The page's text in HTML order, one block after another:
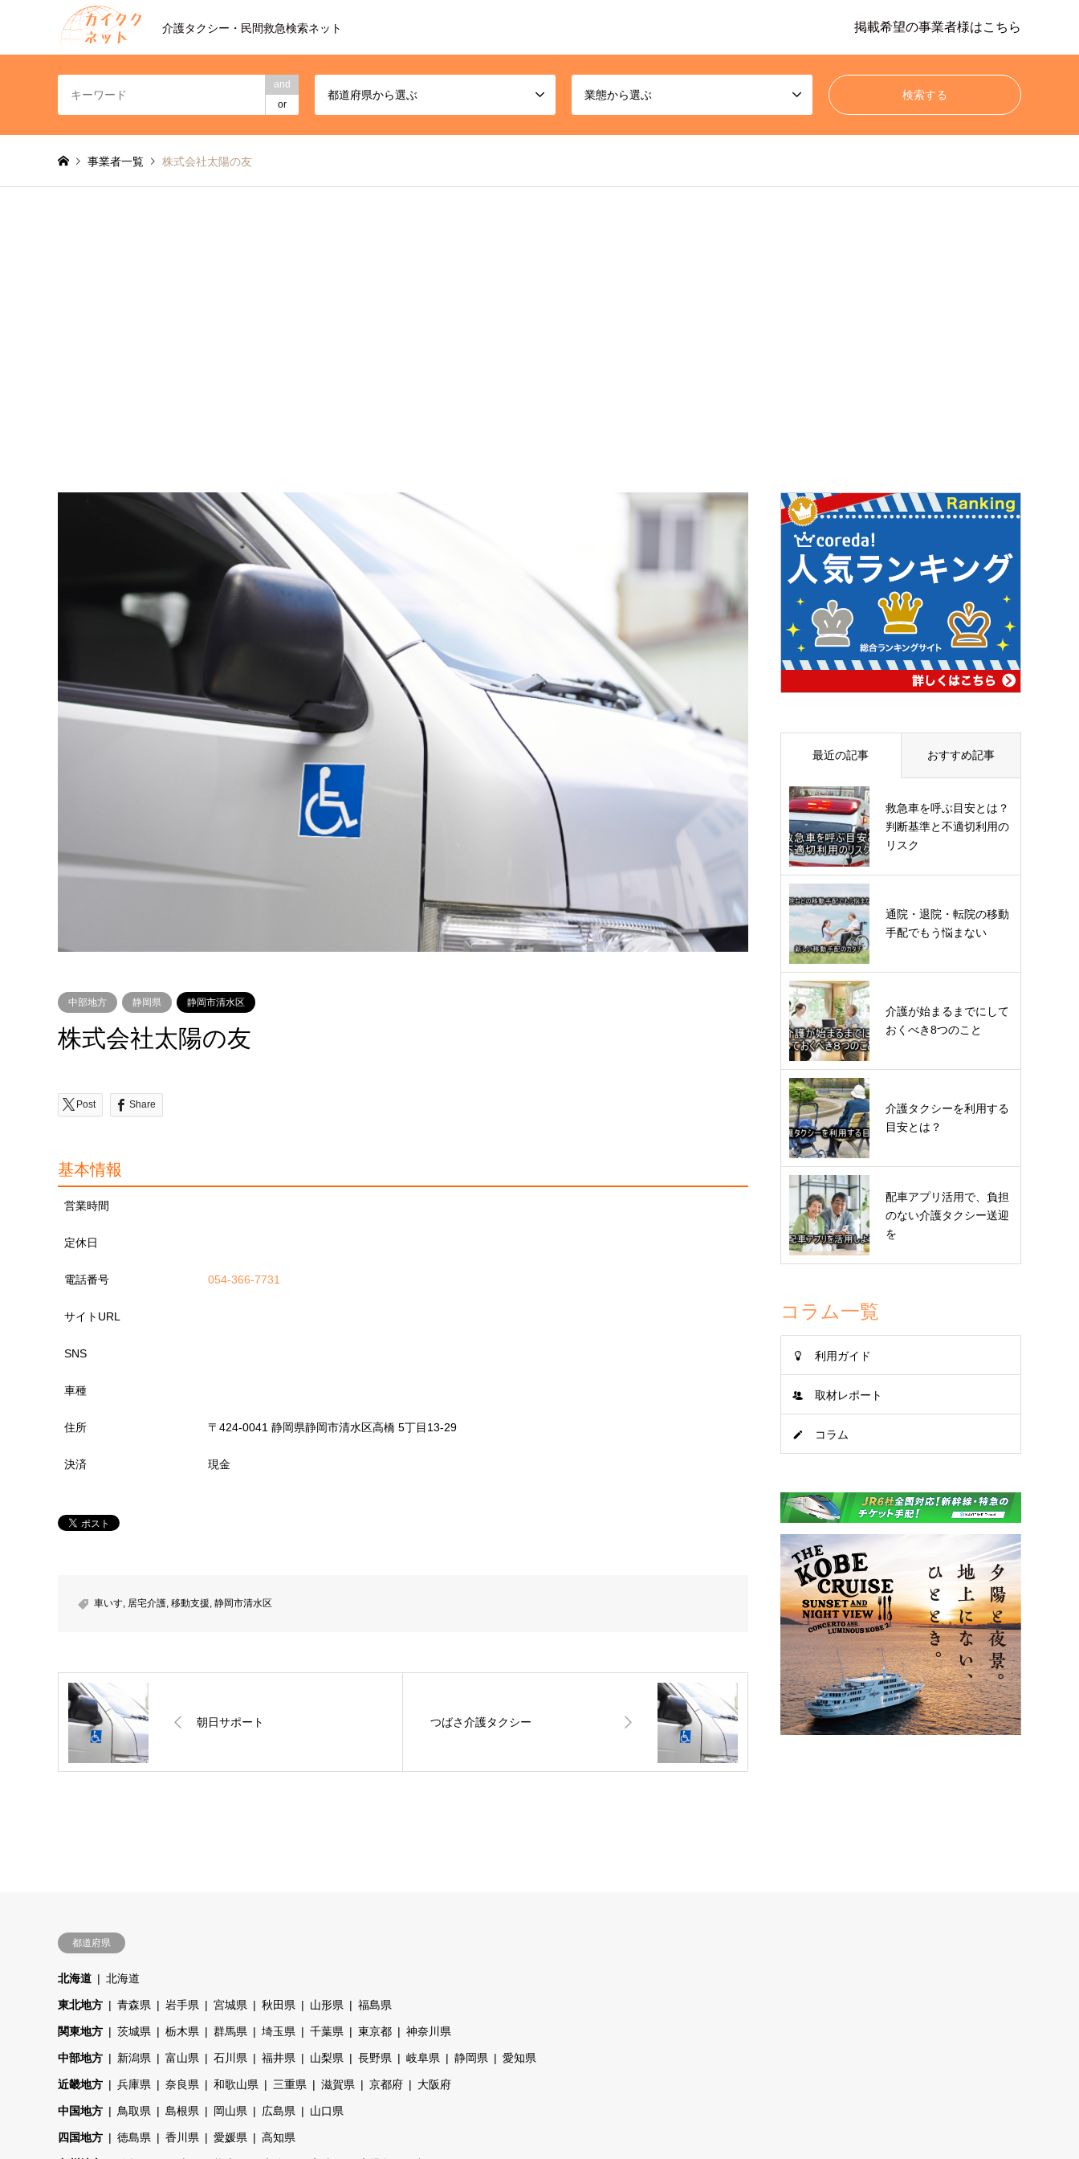
介護タクシー・民間救急検索ネット 掲載希望の事業者様はこちら
and
or
都道府県から選ぶ 業態から選ぶ
事業者一覧 株式会社太陽の友
中部地方 静岡県 静岡市清水区
株式会社太陽の友
Post Share
基本情報
営業時間
定休日
電話番号 054-366-7731
サイトURL
SNS
車種
住所 〒424-0041 静岡県静岡市清水区高橋 5丁目13-29
決済 現金
車いす, 居宅介護, 移動支援, 静岡市清水区
朝日サポート つばさ介護タクシー
最近の記事 おすすめ記事
救急車を呼ぶ目安とは？
判断基準と不適切利用の
リスク
通院・退院・転院の移動
手配でもう悩まない
介護が始まるまでにして
おくべき8つのこと
介護タクシーを利用する
目安とは？
配車アプリ活用で、負担
のない介護タクシー送迎
を
コラム一覧
利用ガイド
取材レポート
コラム
都道府県
北海道 北海道
東北地方 青森県 岩手県 宮城県 秋田県 山形県 福島県
関東地方 茨城県 栃木県 群馬県 埼玉県 千葉県 東京都 神奈川県
中部地方 新潟県 富山県 石川県 福井県 山梨県 長野県 岐阜県 静岡県 愛知県
近畿地方 兵庫県 奈良県 和歌山県 三重県 滋賀県 京都府 大阪府
中国地方 鳥取県 島根県 岡山県 広島県 山口県
四国地方 徳島県 香川県 愛媛県 高知県